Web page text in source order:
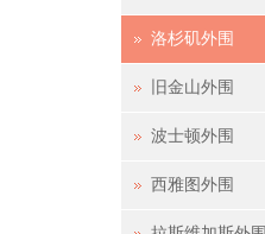
洛杉矶外围
旧金山外围
波士顿外围
西雅图外围